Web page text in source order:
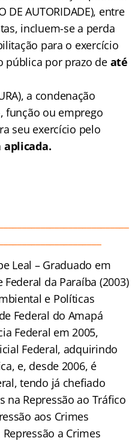
DE AUTORIDADE), entre
incluem-se a perda
para o exercício
pública por prazo de até
a condenação
função ou emprego
seu exercício pelo
aplicada.
Leal – Graduado em
da Paraíba (2003)
e Políticas
Federal do Amapá
Federal em 2005,
Federal, adquirindo
e, desde 2006, é
tendo já chefiado
na Repressão ao Tráfico
aos Crimes
a Crimes